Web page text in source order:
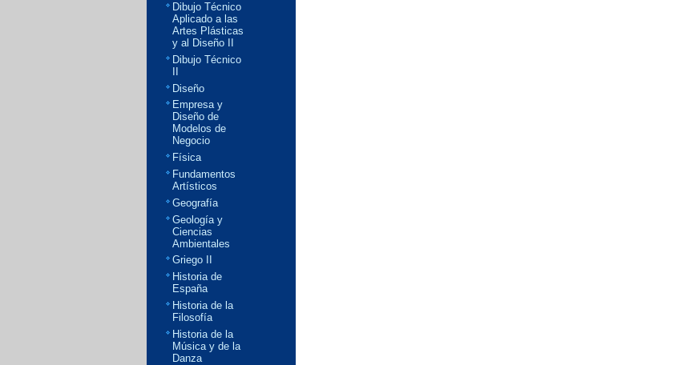
Dibujo Técnico
Aplicado a las
Artes Plásticas
y al Diseño II
Dibujo Técnico
Diseño
Empresa y
Diseño de
Modelos de
Negocio
Física
Fundamentos
Artísticos
Geografía
Geología y
Ciencias
Ambientales
Griego II
Historia de
España
Historia de la
Filosofía
Historia de la
Música y de la
Danza